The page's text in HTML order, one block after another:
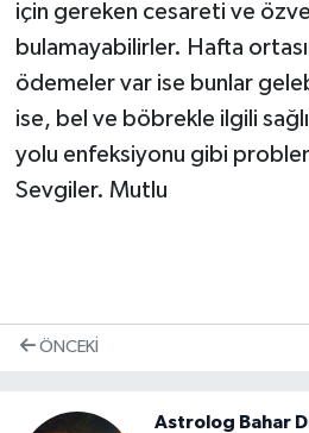
için gereken cesareti ve
bulamayabilirler. Hafta
ödemeler var ise bunlar
ise, bel ve böbrekle ilgili
yolu enfeksiyonu gibi
Sevgiler. Mutlu
ÖNCEKI
Astrolog Bahar